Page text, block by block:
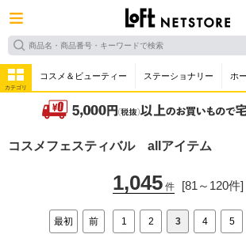
カテゴリ
コスメ＆ビューティー ステーショナリー ホ
コスメフェスティバル allアイテム
1,045件 [81～120件]
最初 前 1 2 3 4 5